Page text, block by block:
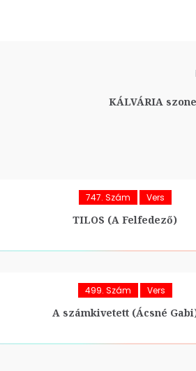
KÁLVÁRIA
747. Szám Vers
TILOS (A Felfedező)
499. Szám Vers
A számkivetett (Ácsné